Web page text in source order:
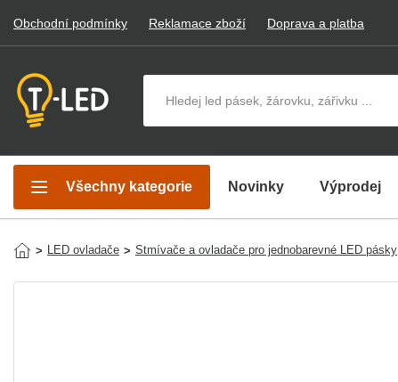
Obchodní podmínky Reklamace zboží Doprava a platba
Všechny kategorie Novinky Výprodej
> LED ovladače > Stmívače a ovladače pro jednobarevné LED pásky